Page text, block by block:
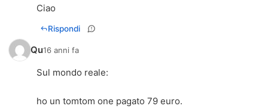
Ciao
Rispondi
Qu16 anni fa
Sul mondo reale:
ho un tomtom one pagato 79 euro.